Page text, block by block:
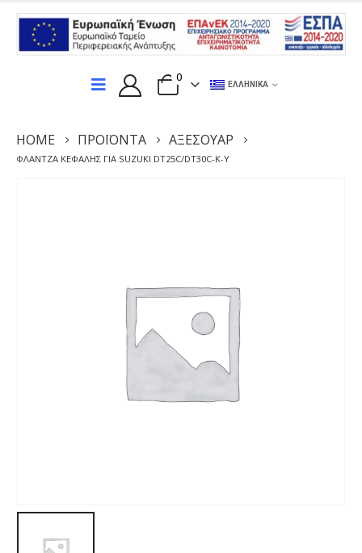
0
ΕΛΛΗΝΙΚΆ
HOME ΠΡΟΪΌΝΤΑ ΑΞΕΣΟΥΆΡ
ΦΛΆΝΤΖΑ ΚΕΦΑΛΉΣ ΓΙΑ SUZUKI DT25C/DT30C-K-Y